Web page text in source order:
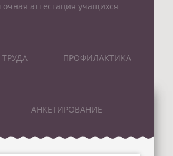
аттестация учащихся
ПРОФИЛАКТИКА
АНКЕТИРОВАНИЕ